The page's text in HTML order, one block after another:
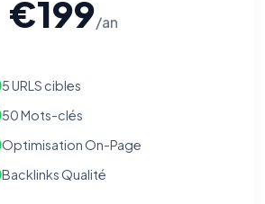
€199/an
5 URLS cibles
50 Mots-clés
Optimisation On-Page
Backlinks Qualité